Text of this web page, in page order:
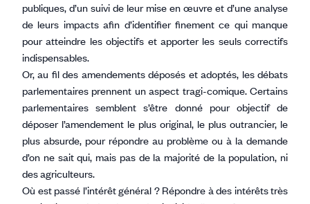
publiques, d’un suivi de leur mise en œuvre et d’une analyse
de leurs impacts afin d’identifier finement ce qui manque
pour atteindre les objectifs et apporter les seuls correctifs
indispensables.
Or, au fil des amendements déposés et adoptés, les débats
parlementaires prennent un aspect tragi-comique. Certains
parlementaires semblent s’être donné pour objectif de
déposer l’amendement le plus original, le plus outrancier, le
plus absurde, pour répondre au problème ou à la demande
d’on ne sait qui, mais pas de la majorité de la population, ni
des agriculteurs.
Où est passé l’intérêt général ? Répondre à des intérêts très